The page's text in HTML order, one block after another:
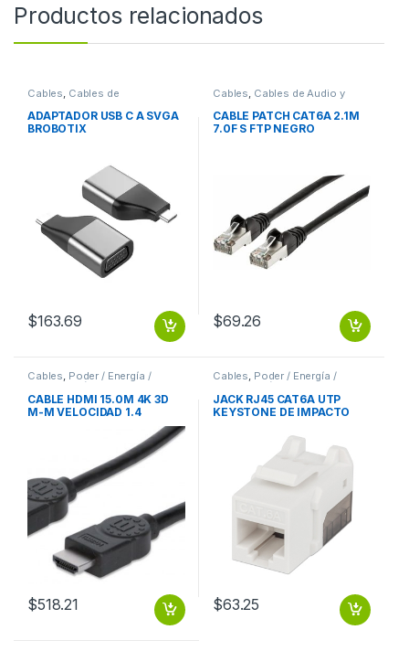
Productos relacionados
Cables Cables de
Computadora
ADAPTADOR USB C A SVGA
BROBOTIX
$163.69
Cables Cables de Audio y
CABLE PATCH CAT6A 2.1M
7.0F S FTP NEGRO
$69.26
Cables, Poder / Energía /
Alimentación
CABLE HDMI 15.0M 4K 3D
M-M VELOCIDAD 1.4
MONITOR TV PROYECTOR
VELOCIDAD 1.4 MONITOR
$518.21
Cables, Poder / Energía /
Alimentación
JACK RJ45 CAT6A UTP
KEYSTONE DE IMPACTO
$63.25